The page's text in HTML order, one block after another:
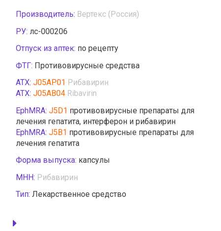
Производитель: Вертекс (Россия)
РУ: лс-000206
Отпуск из аптек: по рецепту
ФТГ: Противовирусные средства
АТХ: J05AP01 Рибавирин
АТХ: J05AB04 Ribavirin
EphMRA: J5D1 противовирусные препараты для
лечения гепатита, интерферон и рибавирин
EphMRA: J5B1 противовирусные препараты для
лечения гепатита
Форма выпуска: капсулы
МНН: Рибавирин
Тип: Лекарственное средство